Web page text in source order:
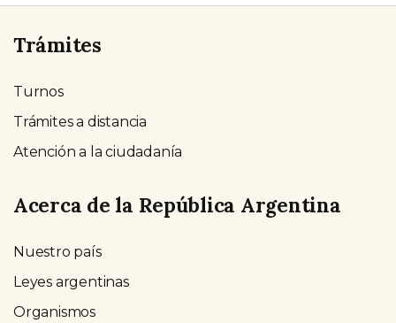
Trámites
Turnos
Trámites a distancia
Atención a la ciudadanía
Acerca de la República Argentina
Nuestro país
Leyes argentinas
Organismos